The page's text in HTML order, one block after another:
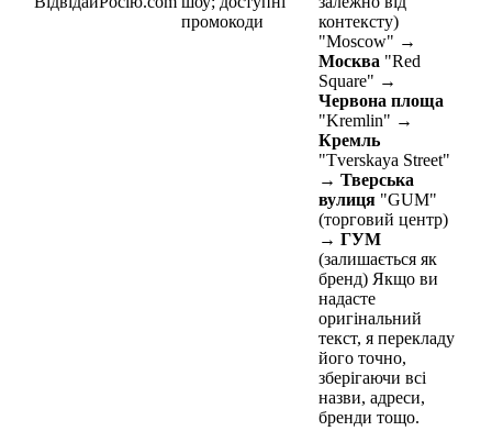
промокоди
контексту)
"Moscow" →
Москва "Red
Square" →
Червона площа
"Kremlin" →
Кремль
"Tverskaya Street"
→ Тверська
вулиця "GUM"
(торговий центр)
→ ГУМ
(залишається як
бренд) Якщо ви
надасте
оригінальний
текст, я перекладу
його точно,
зберігаючи всі
назви, адреси,
бренди тощо.